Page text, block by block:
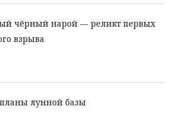
чёрный нарой — реликт первых
взрыва
лунной базы